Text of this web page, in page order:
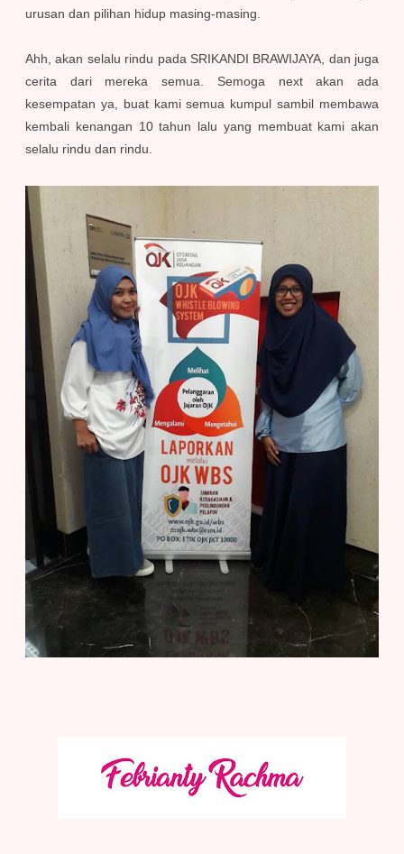
urusan dan pilihan hidup masing-masing.
Ahh, akan selalu rindu pada SRIKANDI BRAWIJAYA, dan juga
cerita dari mereka semua. Semoga next akan ada
kesempatan ya, buat kami semua kumpul sambil membawa
kembali kenangan 10 tahun lalu yang membuat kami akan
selalu rindu dan rindu.